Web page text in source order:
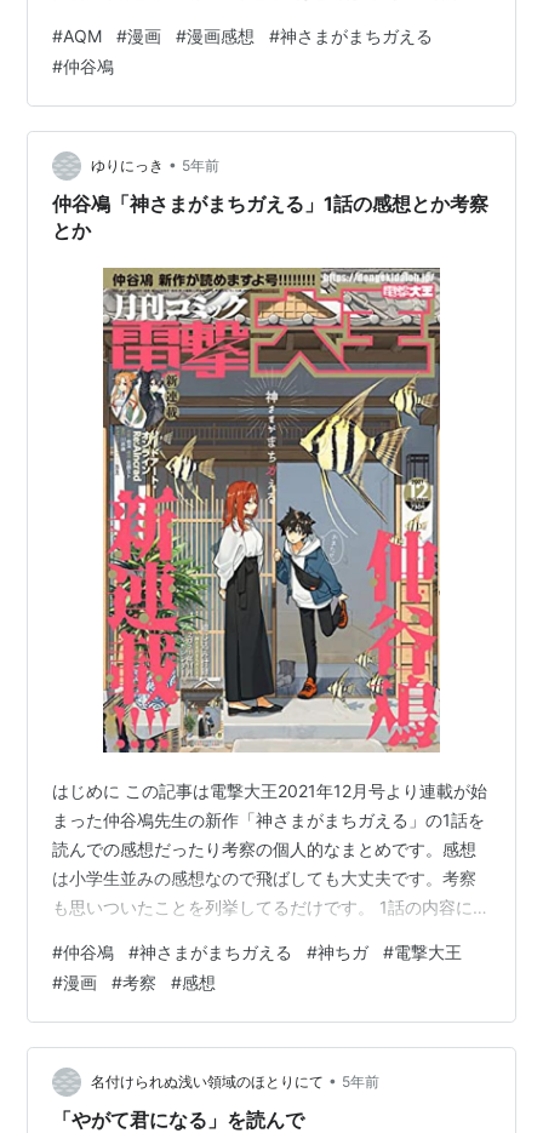
規模・影響大なバグは短期で収束し、逆に小規模・影響
小なバグは長期化する傾向に。政府の「例外庁」が収束
予測を発表する世界。 『神さまがまちガえる』1巻より
（仲谷鳰／KADOKAWA） 主人公の中学生男子の"紺"は親
元を離れて（？）シェアハウスに下宿。 ヒロインの、シ
ェアハウスの大家…
#AQM #漫画 #漫画感想 #神さまがまちガえる
#仲谷鳰
ゆりにっき • 5年前
仲谷鳰「神さまがまちガえる」1話の感想とか考察
とか
はじめに この記事は電撃大王2021年12月号より連載が始
まった仲谷鳰先生の新作「神さまがまちガえる」の1話を
読んでの感想だったり考察の個人的なまとめです。感想
は小学生並みの感想なので飛ばしても大丈夫です。考察
も思いついたことを列挙してるだけです。 1話の内容につ
てメロンブックスに紙の本を買いに行くかAmazonで電子
版を購入することを強く推奨します 月刊コミック 電撃大
王 2021年12月号KADOKAWAAmazon
#仲谷鳰 #神さまがまちガえる #神ちガ #電撃大王
#漫画 #考察 #感想
名付けられぬ浅い領域のほとりにて • 5年前
「やがて君になる」を読んで